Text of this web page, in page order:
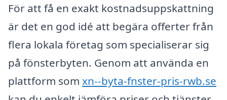
För att få en exakt kostnadsuppskattning
är det en god idé att begära offerter från
flera lokala företag som specialiserar sig
på fönsterbyten. Genom att använda en
plattform som xn--byta-fnster-pris-rwb.se